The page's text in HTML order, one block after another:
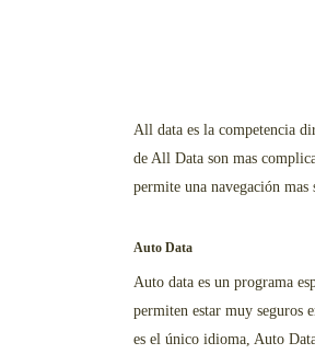
All data es la competencia
de All Data son mas
permite una navegación
Auto Data
Auto data es un programa
permiten estar muy seguros
es el único idioma, Auto